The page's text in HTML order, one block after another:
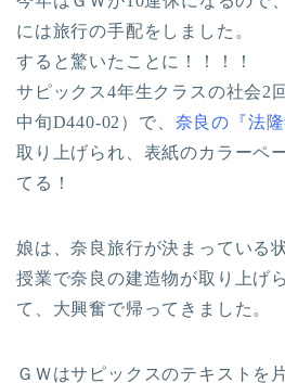
には旅行の手配をしました。
すると驚いたことに！！！！
サピックス4年生クラスの社会2
中旬D440-02）で、 奈良の『法
取り上げられ、表紙のカラーペ
てる！
娘は、奈良旅行が決まっている
授業で奈良の建造物が取り上げ
て、大興奮で帰ってきました。
ＧＷはサピックスのテキストを